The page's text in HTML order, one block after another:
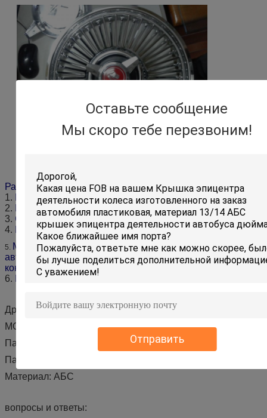
Оставьте сообщение
Мы скоро тебе перезвоним!
Отправить
Размеры: 13 дюйма, 14 дюйма,
1.
Пластиковая крышка колеса.
2.
Материал высококачественен прочного АБС
3. Сохраните дизайн измерения.
4.
Поверхностное покрытие: Kроме.
5. Мы можем поставить различный вид крышки колеса
автомобиля с высококачественным и
конкурентоспособной ценой.
6.
Больше деталей моделируют, угождают свяжутся я.
Другие детали:
МОК: наборы 1
Пакет: ПК одного сет= 4 (2 зад фронта 2)
Паковать: один набор в одной коробке
Материал: АБС
вопросы и ответы: